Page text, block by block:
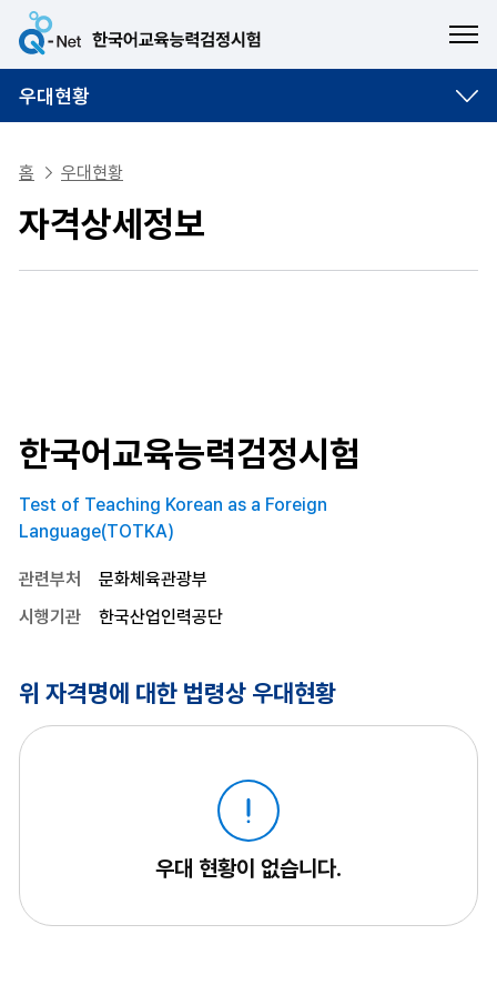
우대현황
홈 우대현황
자격상세정보
한국어교육능력검정시험
Test of Teaching Korean as a Foreign
Language(TOTKA)
관련부처
문화체육관광부
시행기관
한국산업인력공단
위 자격명에 대한 법령상 우대현황
우대 현황이 없습니다.